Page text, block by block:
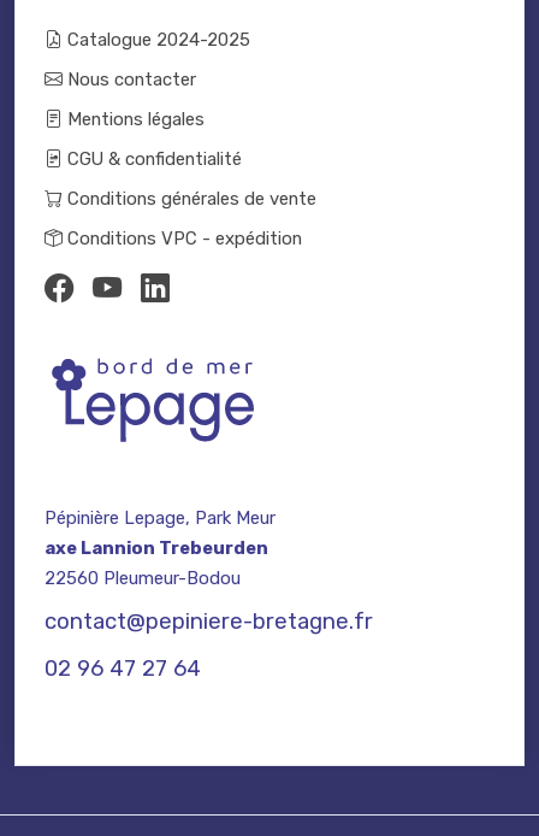
Catalogue 2024-2025
Nous contacter
Mentions légales
CGU & confidentialité
Conditions générales de vente
Conditions VPC - expédition
Pépinière Lepage, Park Meur
axe Lannion Trebeurden
22560 Pleumeur-Bodou
contact@pepiniere-bretagne.fr
02 96 47 27 64